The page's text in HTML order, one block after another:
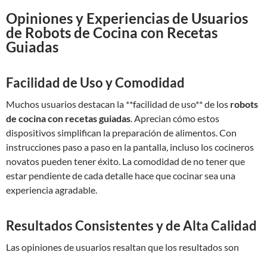
Opiniones y Experiencias de Usuarios
de Robots de Cocina con Recetas
Guiadas
Facilidad de Uso y Comodidad
Muchos usuarios destacan la **facilidad de uso** de los robots
de cocina con recetas guiadas. Aprecian cómo estos
dispositivos simplifican la preparación de alimentos. Con
instrucciones paso a paso en la pantalla, incluso los cocineros
novatos pueden tener éxito. La comodidad de no tener que
estar pendiente de cada detalle hace que cocinar sea una
experiencia agradable.
Resultados Consistentes y de Alta Calidad
Las opiniones de usuarios resaltan que los resultados son